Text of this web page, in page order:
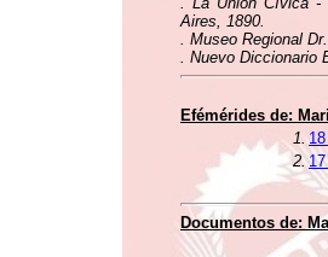
Aires, 1890.
. Museo Regional
. Nuevo Diccionario
Efémérides de:
1.
2.
Documentos de: